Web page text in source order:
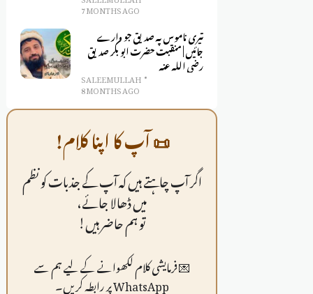
7 MONTHS AGO
تیری ناموس پہ صدیق جو وارے
جائیں | منقبت حضرت ابو بکر صدیق
رضی اللہ عنہ
SALEEM ULLAH
8 MONTHS AGO
📜 آپ کا اپنا کلام!
اگر آپ چاہتے ہیں کہ آپ کے جذبات کو نظم
میں ڈھالا جائے،
تو ہم حاضر ہیں!
💌 فرمايشی کلام لکھوانے کے لیے ہم سے
WhatsApp پر رابطہ کریں۔